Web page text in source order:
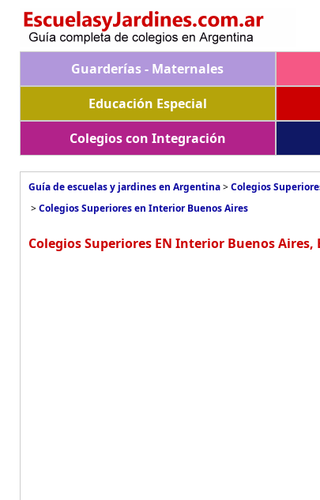
Guarderías - Maternales
Educación Especial
Colegios con Integración
Guía de escuelas y jardines en Argentina>Colegios
>Colegios Superiores en Interior Buenos Aires
Colegios Superiores EN Interior Buenos Aires,